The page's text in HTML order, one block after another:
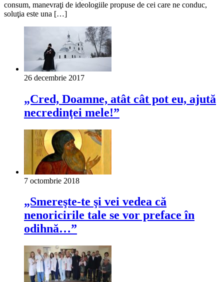
consum, manevraţi de ideologiile propuse de cei care ne conduc,
soluţia este una […]
26 decembrie 2017
„Cred, Doamne, atât cât pot eu, ajută
necredinţei mele!”
7 octombrie 2018
„Smereşte-te şi vei vedea că
nenoricirile tale se vor preface în
odihnă…”